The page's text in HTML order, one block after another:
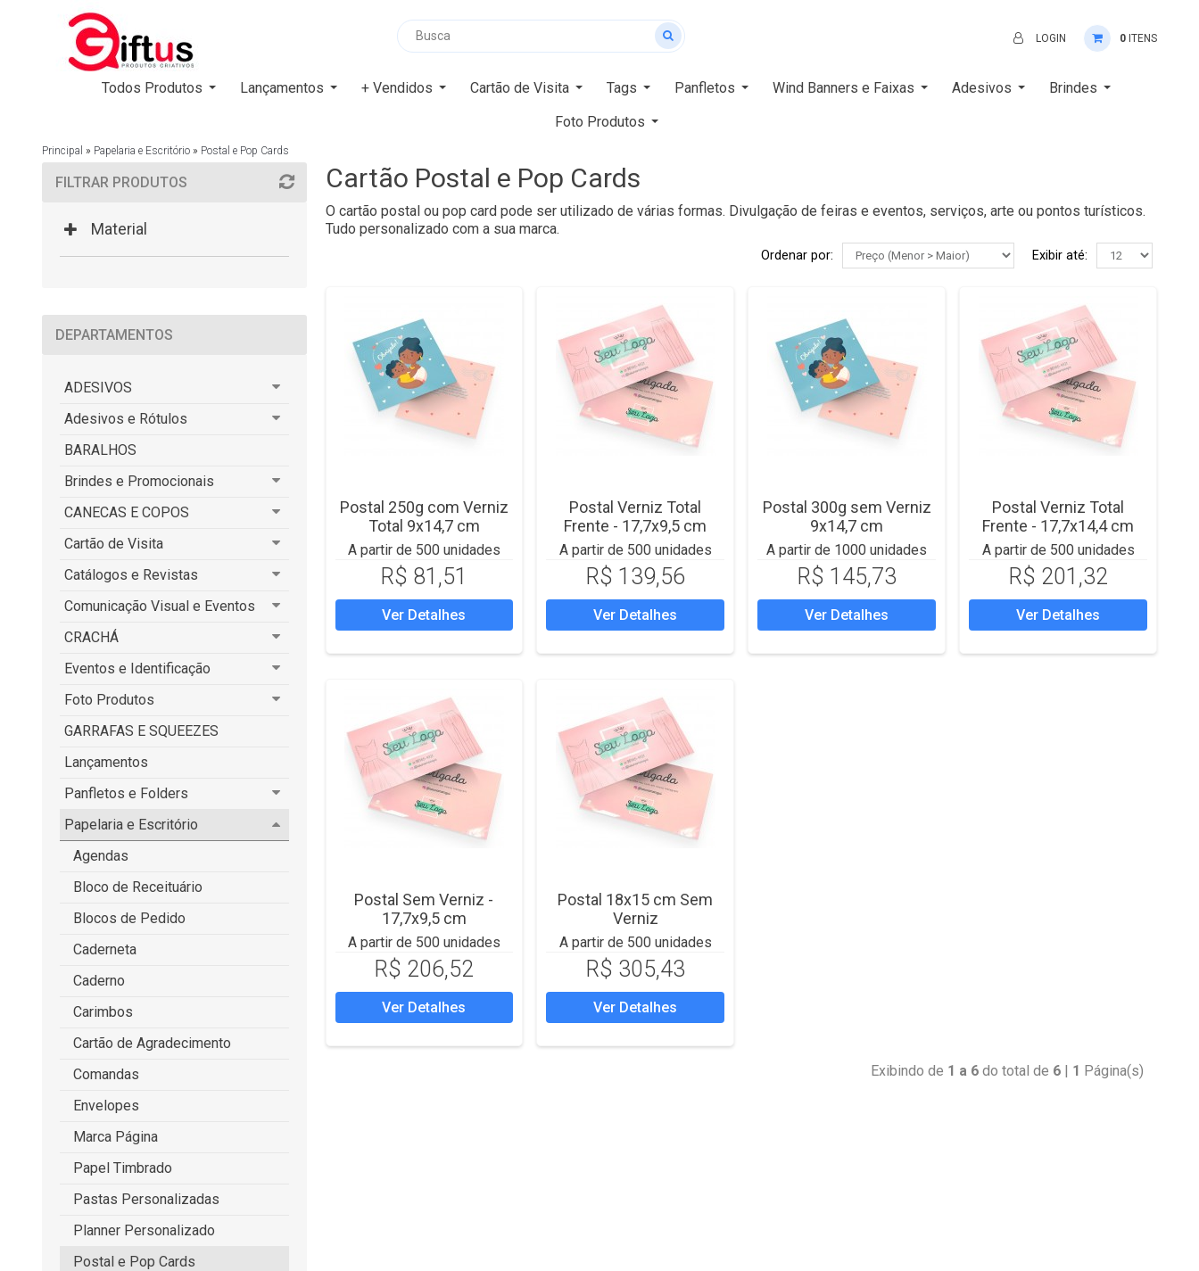
LOGIN 0 ITENS
Todos Produtos Lançamentos + Vendidos Cartão de Visita Tags Panfletos Wind Banners e Faixas Adesivos
Brindes
Foto Produtos
Principal » Papelaria e Escritório » Postal e Pop Cards
FILTRAR PRODUTOS
Material
DEPARTAMENTOS
ADESIVOS
Adesivos e Rótulos
BARALHOS
Brindes e Promocionais
CANECAS E COPOS
Cartão de Visita
Catálogos e Revistas
Comunicação Visual e Eventos
CRACHÁ
Eventos e Identificação
Foto Produtos
GARRAFAS E SQUEEZES
Lançamentos
Panfletos e Folders
Papelaria e Escritório
Agendas
Bloco de Receituário
Blocos de Pedido
Caderneta
Caderno
Carimbos
Cartão de Agradecimento
Comandas
Envelopes
Marca Página
Papel Timbrado
Pastas Personalizadas
Planner Personalizado
Postal e Pop Cards
Cartão Postal e Pop Cards
O cartão postal ou pop card pode ser utilizado de várias formas. Divulgação de feiras e eventos, serviços, arte ou pontos turísticos.
Tudo personalizado com a sua marca.
Ordenar por: Exibir até:
Postal 250g com Verniz
Total 9x14,7 cm
A partir de 500 unidades
R$ 81,51
Ver Detalhes
Postal Verniz Total
Frente - 17,7x9,5 cm
A partir de 500 unidades
R$ 139,56
Ver Detalhes
Postal 300g sem Verniz
9x14,7 cm
A partir de 1000 unidades
R$ 145,73
Ver Detalhes
Postal Verniz Total
Frente - 17,7x14,4 cm
A partir de 500 unidades
R$ 201,32
Ver Detalhes
Postal Sem Verniz -
17,7x9,5 cm
A partir de 500 unidades
R$ 206,52
Ver Detalhes
Postal 18x15 cm Sem
Verniz
A partir de 500 unidades
R$ 305,43
Ver Detalhes
Exibindo de 1 a 6do total de 6| 1 Página(s)